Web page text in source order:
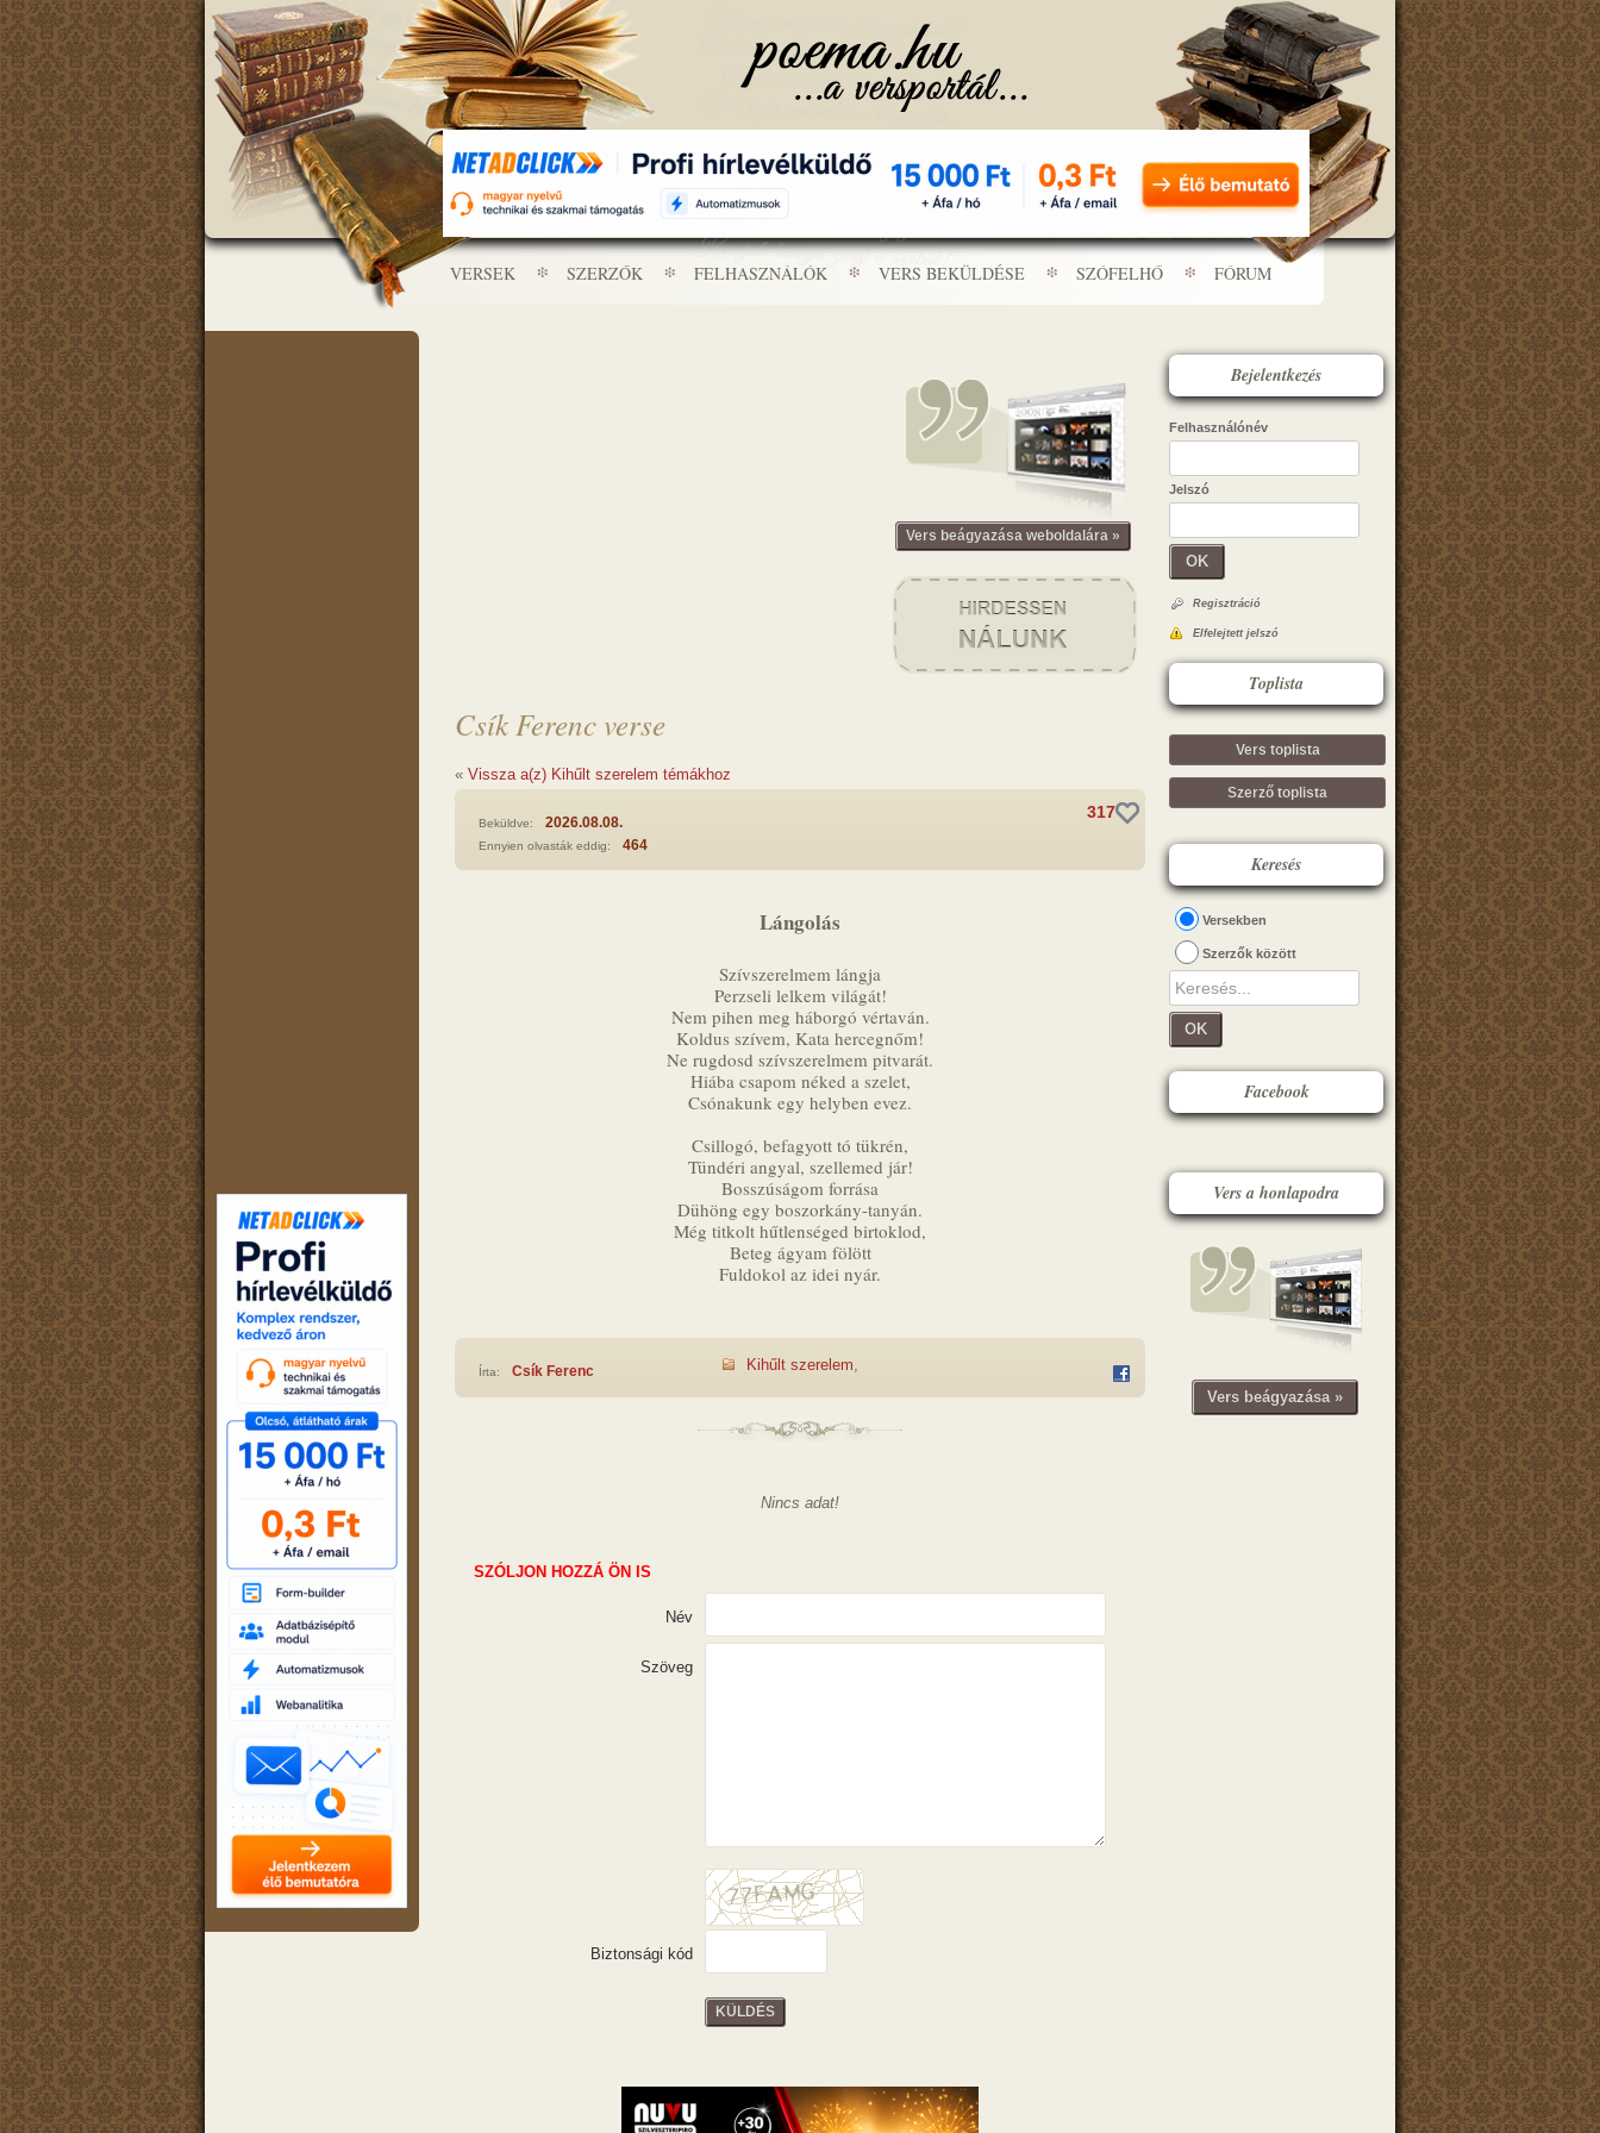
VERSEK SZERZŐK FELHASZNÁLÓK VERS BEKÜLDÉSE SZÓFELHŐ FÓRUM
Vers beágyazása weboldalára »
Csík Ferenc verse
« Vissza a(z) Kihűlt szerelem témákhoz
Beküldve: 2026.08.08.
Ennyien olvasták eddig: 464
317
Lángolás
Szívszerelmem lángja
Perzseli lelkem világát!
Nem pihen meg háborgó vértaván.
Koldus szívem, Kata hercegnőm!
Ne rugdosd szívszerelmem pitvarát.
Hiába csapom néked a szelet,
Csónakunk egy helyben evez.
Csillogó, befagyott tó tükrén,
Tündéri angyal, szellemed jár!
Bosszúságom forrása
Dühöng egy boszorkány-tanyán.
Még titkolt hűtlenséged birtoklod,
Beteg ágyam fölött
Fuldokol az idei nyár.
Írta: Csík Ferenc Kihűlt szerelem,
Nincs adat!
SZÓLJON HOZZÁ ÖN IS
Név
Szöveg
Biztonsági kód
KÜLDÉS
Bejelentkezés
Felhasználónév
Jelszó
OK
Regisztráció
Elfelejtett jelszó
Toplista
Vers toplista
Szerző toplista
Keresés
Versekben
Szerzők között
OK
Facebook
Vers a honlapodra
Vers beágyazása »